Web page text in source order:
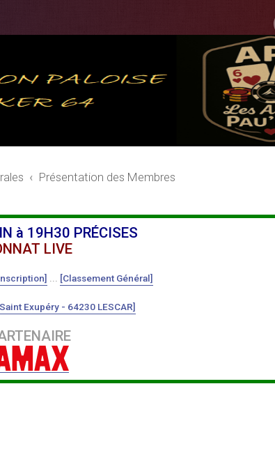
Présentation des Membres
à 19H30 PRÉCISES
LIVE
[Classement Général]
Exupéry - 64230 LESCAR]